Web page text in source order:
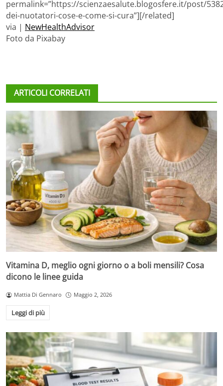
permalink=”https://scienzaesalute.blogosfere.it/post/
dei-nuotatori-cose-e-come-si-cura”][/related]
via | NewHealthAdvisor
Foto da Pixabay
ARTICOLI CORRELATI
Vitamina D, meglio ogni giorno o a boli mensili? Cosa
dicono le linee guida
Mattia Di Gennaro Maggio 2, 2026
Leggi di più